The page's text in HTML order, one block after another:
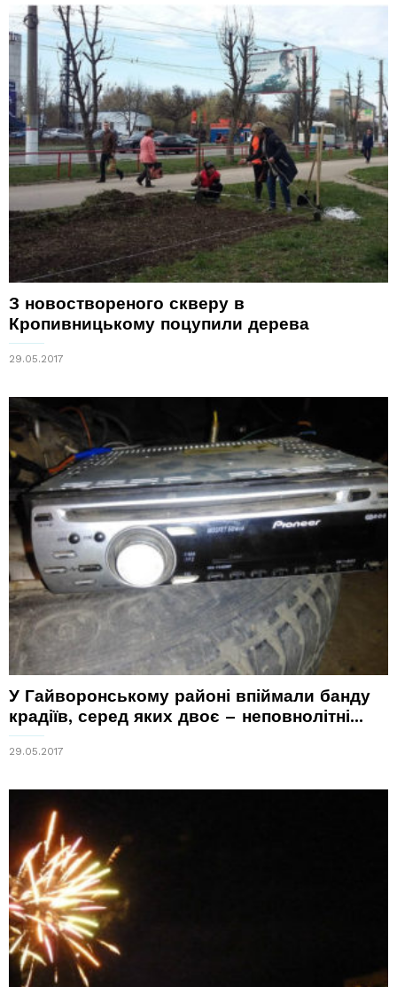
З новоствореного скверу в
Кропивницькому поцупили дерева
29.05.2017
У Гайворонському районі впіймали банду
крадіїв, серед яких двоє – неповнолітні...
29.05.2017